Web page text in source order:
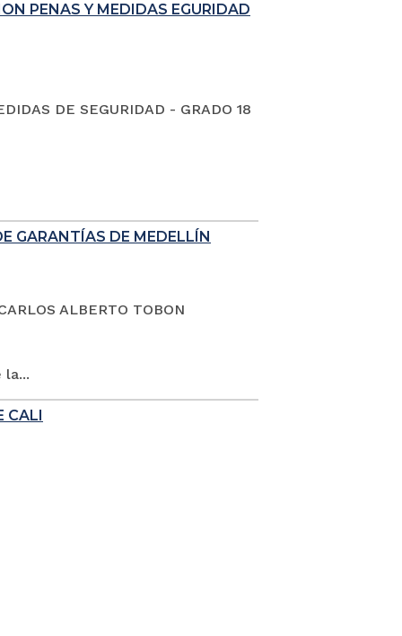
PENAS Y MEDIDAS EGURIDAD
DE SEGURIDAD - GRADO 18
GARANTÍAS DE MEDELLÍN
ALBERTO TOBON
la...
CALI